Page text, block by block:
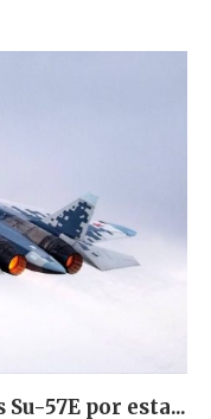
57E por esta...